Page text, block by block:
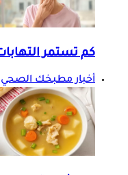
كم تستمر
أخبار مطبخك الصحي